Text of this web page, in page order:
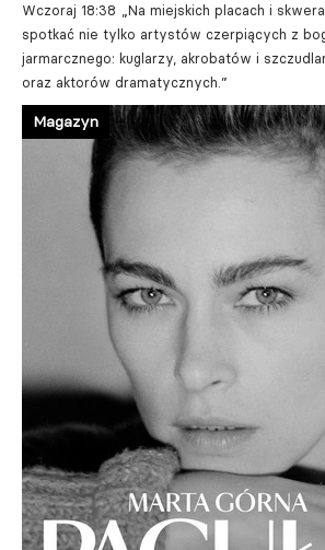
Wczoraj 18:38
„Na miejskich placach i
spotkać nie tylko artystów czerpiących z
jarmarcznego: kuglarzy, akrobatów i
oraz aktorów dramatycznych.”
Magazyn